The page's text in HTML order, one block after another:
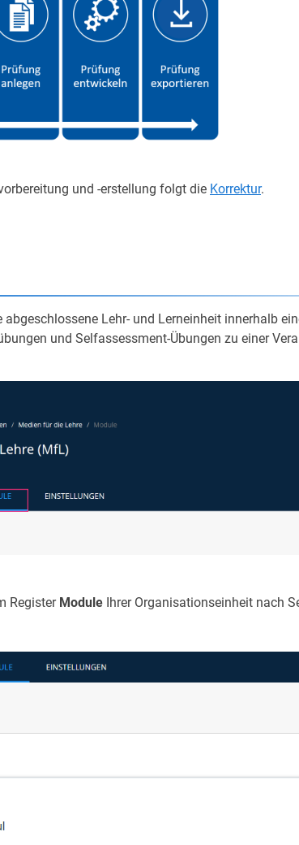
und -erstellung folgt die Korrektur.
abgeschlossene Lehr- und Lerneinheit innerhalb
und Selfassessment-Übungen zu einer
Register Module Ihrer Organisationseinheit nach